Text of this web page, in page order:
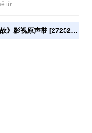
từ
《周生如故》影视原声带 [272523097] [2021]